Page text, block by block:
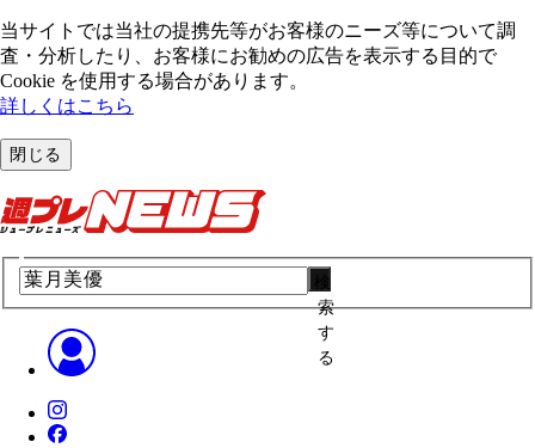
当サイトでは当社の提携先等がお客様のニーズ等について調
査・分析したり、お客様にお勧めの広告を表⽰する⽬的で
Cookie を使⽤する場合があります。
詳しくはこちら
閉じる
索
す
る